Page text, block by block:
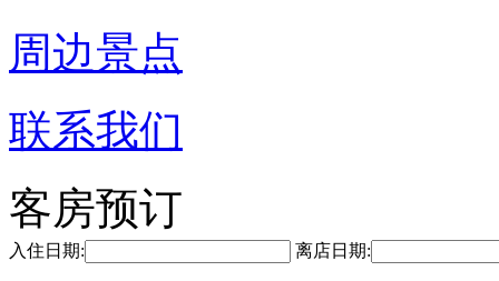
周边景点
联系我们
客房预订
入住日期: 离店日期: